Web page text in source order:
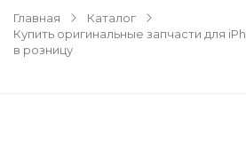
Главная
Каталог
Купить оригинальные запчасти для
в розницу